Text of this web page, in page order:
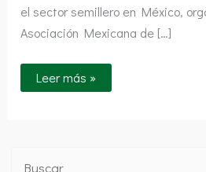
el sector semillero en México,
Asociación Mexicana de […]
Leer más »